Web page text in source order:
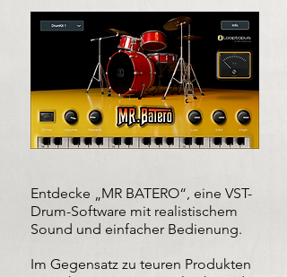
Entdecke „MR BATERO“, eine VST-
Drum-Software mit realistischem
Sound und einfacher Bedienung.
Im Gegensatz zu teuren Produkten